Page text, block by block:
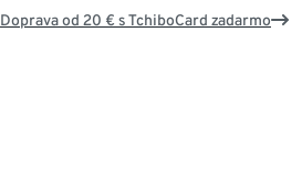
Doprava od 20 € s TchiboCard zadarmo